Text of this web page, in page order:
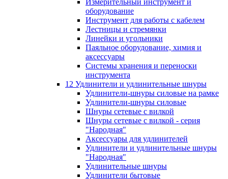
Измерительный инструмент и
оборудование
Инструмент для работы с кабелем
Лестницы и стремянки
Линейки и угольники
Паяльное оборудование, химия и
аксессуары
Системы хранения и переноски
инструмента
12 Удлинители и удлинительные шнуры
Удлинители-шнуры силовые на рамке
Удлинители-шнуры силовые
Шнуры сетевые с вилкой
Шнуры сетевые с вилкой - серия
"Народная"
Аксессуары для удлинителей
Удлинители и удлинительные шнуры
"Народная"
Удлинительные шнуры
Удлинители бытовые